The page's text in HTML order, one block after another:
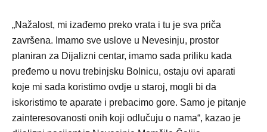
„Nažalost, mi izađemo preko vrata i tu je sva priča
završena. Imamo sve uslove u Nevesinju, prostor
planiran za Dijalizni centar, imamo sada priliku kada
pređemo u novu trebinjsku Bolnicu, ostaju ovi aparati
koje mi sada koristimo ovdje u staroj, mogli bi da
iskoristimo te aparate i prebacimo gore. Samo je pitanje
zainteresovanosti onih koji odlučuju o nama“, kazao je